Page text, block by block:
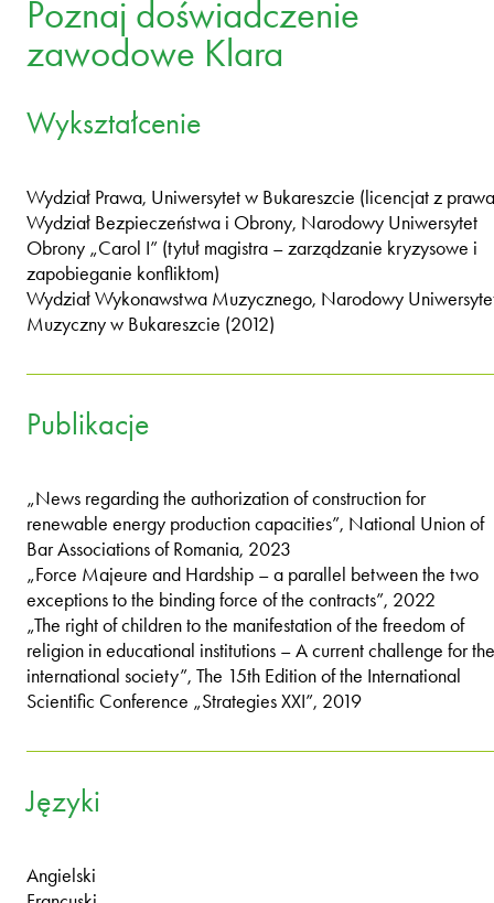
Poznaj doświadczenie
zawodowe Klara
Wykształcenie
Wydział Prawa, Uniwersytet w Bukareszcie (licencjat z
Wydział Bezpieczeństwa i Obrony, Narodowy Uniwersytet
Obrony „Carol I” (tytuł magistra – zarządzanie kryzysowe i
zapobieganie konfliktom)
Wydział Wykonawstwa Muzycznego, Narodowy
Muzyczny w Bukareszcie (2012)
Publikacje
„News regarding the authorization of construction for
renewable energy production capacities”, National Union of
Bar Associations of Romania, 2023
„Force Majeure and Hardship – a parallel between the two
exceptions to the binding force of the contracts”, 2022
„The right of children to the manifestation of the freedom of
religion in educational institutions – A current challenge for the
international society”, The 15th Edition of the International
Scientific Conference „Strategies XXI”, 2019
Języki
Angielski